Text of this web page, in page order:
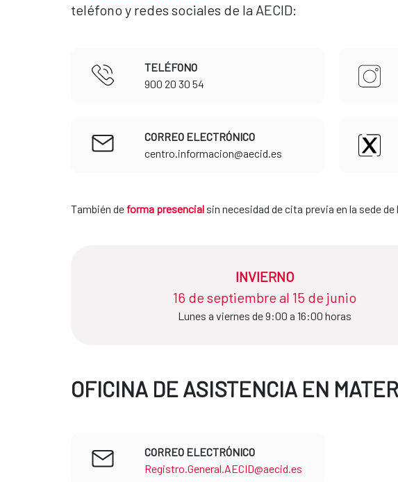
teléfono y redes sociales de la AECID:
TELÉFONO
​​​​​​​900 20 30 54
CORREO ELECTRÓNICO
​​​​​​​centro.informacion@aecid.es
También de forma presencial sin necesidad de cita previa en la sede
INVIERNO
16 de septiembre al 15 de junio​​​​​​​
Lunes a viernes de 9:00 a 16:00 horas
OFICINA DE ASISTENCIA EN
CORREO ELECTRÓNICO
Registro.General.AECID@aecid.es